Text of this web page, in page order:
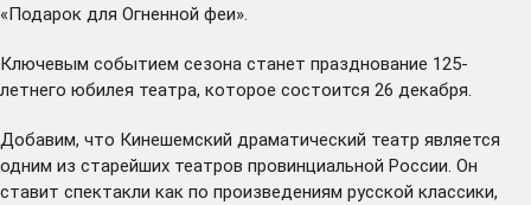
«Подарок для Огненной феи».
Ключевым событием сезона станет празднование 125-
летнего юбилея театра, которое состоится 26 декабря.
Добавим, что Кинешемский драматический театр является
одним из старейших театров провинциальной России. Он
ставит спектакли как по произведениям русской классики,